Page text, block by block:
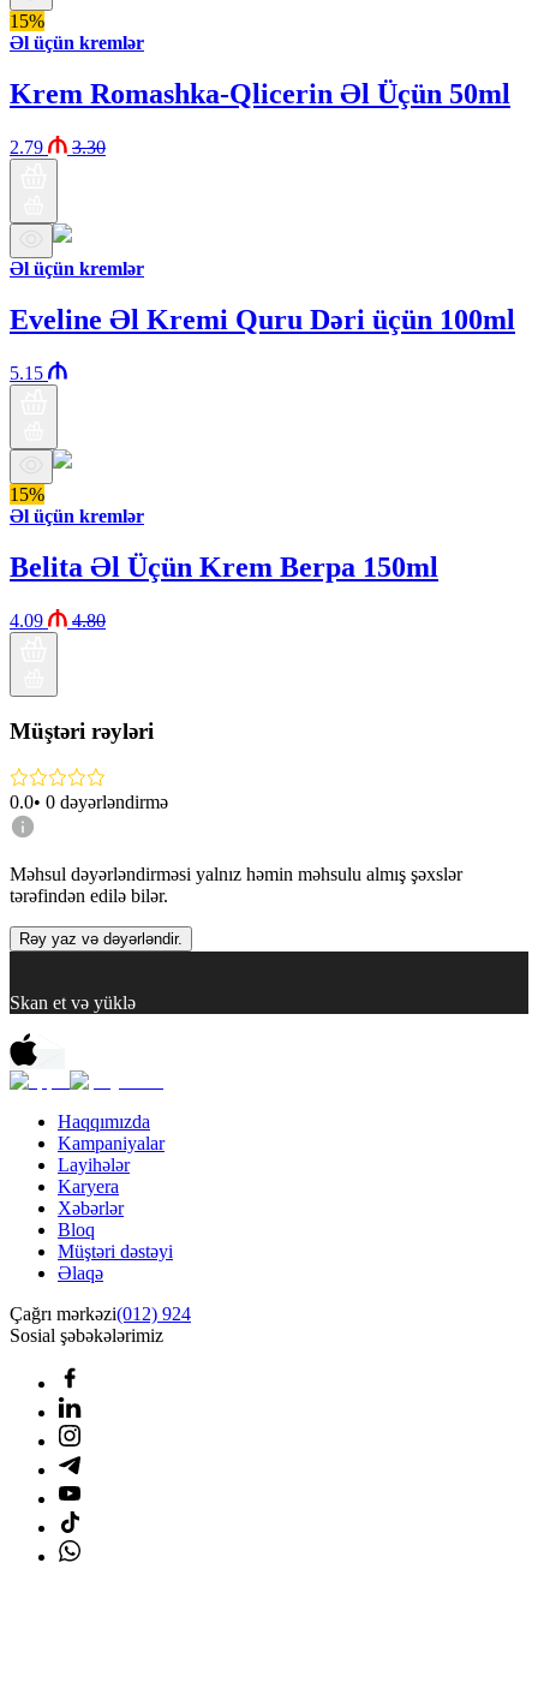
15%
Əl üçün kremlər
Krem Romashka-Qlicerin Əl Üçün 50ml
2.79 3.30
Əl üçün kremlər
Eveline Əl Kremi Quru Dəri üçün 100ml
5.15
15%
Əl üçün kremlər
Belita Əl Üçün Krem Berpa 150ml
4.09 4.80
Müştəri rəyləri
0.0• 0 dəyərləndirmə
Məhsul dəyərləndirməsi yalnız həmin məhsulu almış şəxslər
tərəfindən edilə bilər.
Rəy yaz və dəyərləndir.
Skan et və yüklə
Haqqımızda
Kampaniyalar
Layihələr
Karyera
Xəbərlər
Bloq
Müştəri dəstəyi
Əlaqə
Çağrı mərkəzi(012) 924
Sosial şəbəkələrimiz